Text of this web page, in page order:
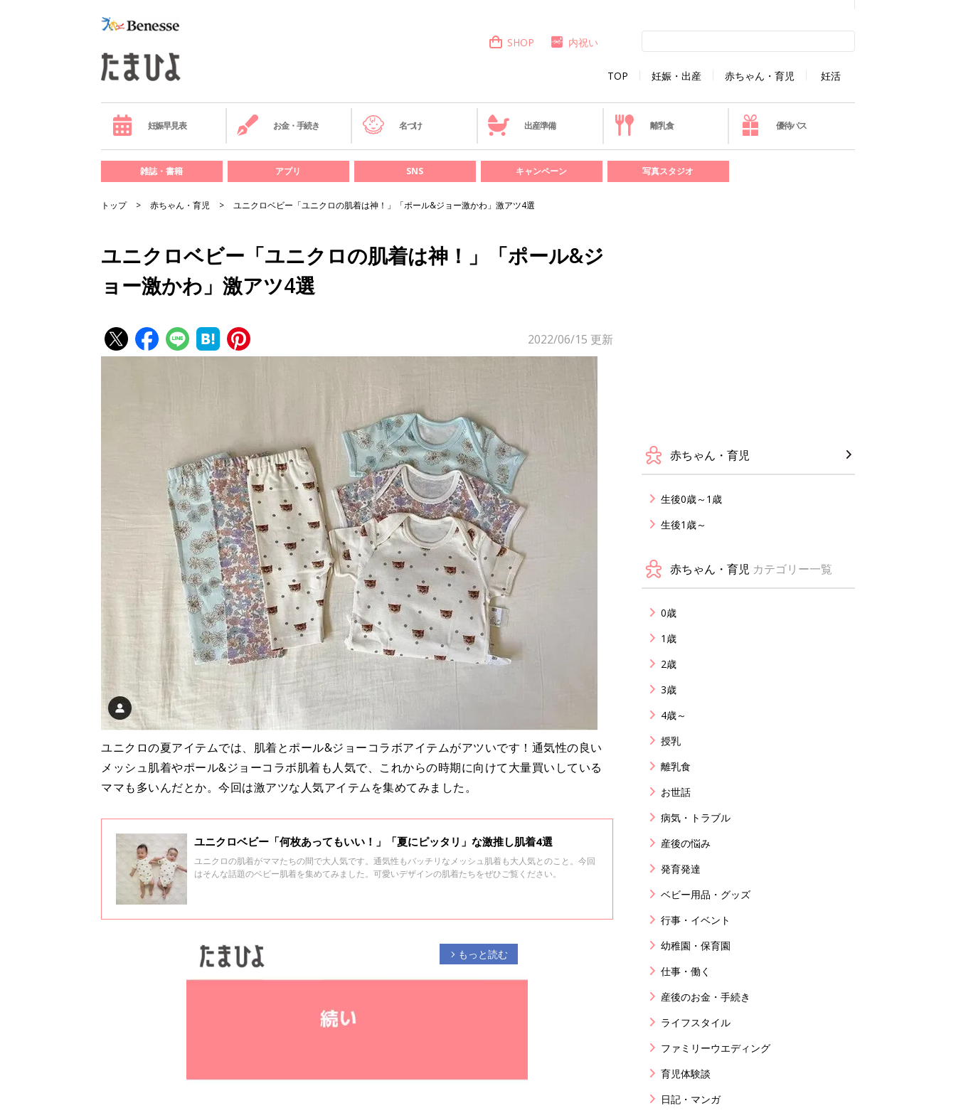
TOP 妊娠・出産 赤ちゃん・育児 妊活
SHOP 内祝い
妊娠早見表 お金・手続き 名づけ 出産準備 離乳食 優待パス
雑誌・書籍 アプリ SNS キャンペーン 写真スタジオ
トップ 赤ちゃん・育児 ユニクロベビー「ユニクロの肌着は神！」「ポール&ジョー激かわ」激アツ4選
ユニクロベビー「ユニクロの肌着は神！」「ポール&ジ
ョー激かわ」激アツ4選
2022/06/15 更新
ユニクロの夏アイテムでは、肌着とポール&ジョーコラボアイテムがアツいです！通気性の良い
メッシュ肌着やポール&ジョーコラボ肌着も人気で、これからの時期に向けて大量買いしている
ママも多いんだとか。今回は激アツな人気アイテムを集めてみました。
ユニクロベビー「何枚あってもいい！」「夏にピッタリ」な激推し肌着4選
ユニクロの肌着がママたちの間で大人気です。通気性もバッチリなメッシュ肌着も大人気とのこと。今回
はそんな話題のベビー肌着を集めてみました。可愛いデザインの肌着たちをぜひご覧ください。
arrow_forward_ios もっと読む
赤ちゃん・育児
生後0歳～1歳
生後1歳～
赤ちゃん・育児 カテゴリー一覧
0歳
1歳
2歳
3歳
4歳～
授乳
離乳食
お世話
病気・トラブル
産後の悩み
発育発達
ベビー用品・グッズ
行事・イベント
幼稚園・保育園
仕事・働く
産後のお金・手続き
ライフスタイル
ファミリーウエディング
育児体験談
日記・マンガ